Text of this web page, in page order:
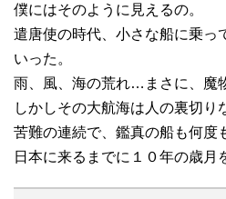
僕にはそのように見えるの。
遣唐使の時代、小さな船に乗っ
いった。
雨、風、海の荒れ…まさに、魔
しかしその大航海は人の裏切り
苦難の連続で、鑑真の船も何度
日本に来るまでに１０年の歳月